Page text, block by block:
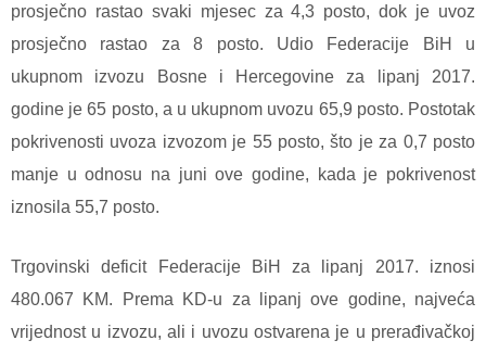
prosječno rastao svaki mjesec za 4,3 posto, dok je uvoz
prosječno rastao za 8 posto. Udio Federacije BiH u
ukupnom izvozu Bosne i Hercegovine za lipanj 2017.
godine je 65 posto, a u ukupnom uvozu 65,9 posto. Postotak
pokrivenosti uvoza izvozom je 55 posto, što je za 0,7 posto
manje u odnosu na juni ove godine, kada je pokrivenost
iznosila 55,7 posto.
Trgovinski deficit Federacije BiH za lipanj 2017. iznosi
480.067 KM. Prema KD-u za lipanj ove godine, najveća
vrijednost u izvozu, ali i uvozu ostvarena je u prerađivačkoj